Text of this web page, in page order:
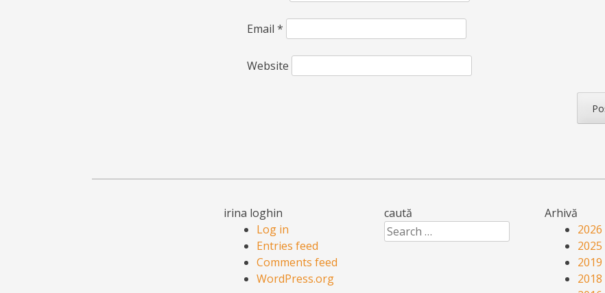
Email *
Website
irina loghin
Log in
Entries feed
Comments feed
WordPress.org
caută
Search
Arhivă
2026
2025
2019
2018